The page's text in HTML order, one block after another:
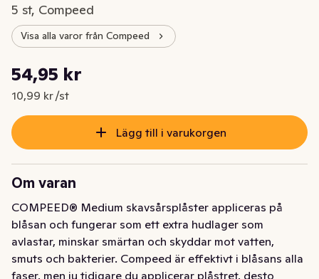
5 st, Compeed
Visa alla varor från Compeed
Nuvarande pris är: 54,95 kr
54,95 kr
10,99 kr /st
Styckpris: 10,99 kr /st
Lägg till i varukorgen
Om varan
COMPEED® Medium skavsårsplåster appliceras på
blåsan och fungerar som ett extra hudlager som
avlastar, minskar smärtan och skyddar mot vatten,
smuts och bakterier. Compeed är effektivt i blåsans alla
faser, men ju tidigare du applicerar plåstret, desto